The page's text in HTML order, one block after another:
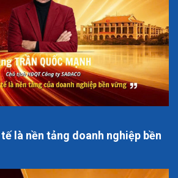
là nền tảng doanh nghiệp bền